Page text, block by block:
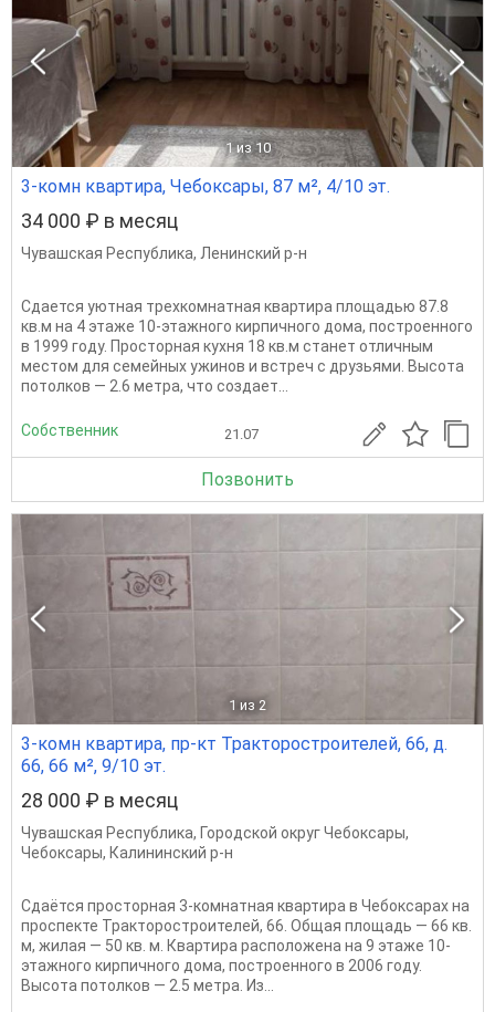
1 из 10
3-комн квартира, Чебоксары, 87 м², 4/10 эт.
34 000 ₽ в месяц
Чувашская Республика, Ленинский р-н
Сдается уютная трехкомнатная квартира площадью 87.8
кв.м на 4 этаже 10-этажного кирпичного дома, построенного
в 1999 году. Просторная кухня 18 кв.м станет отличным
местом для семейных ужинов и встреч с друзьями. Высота
потолков — 2.6 метра, что создает...
Собственник 21.07
Позвонить
1 из 2
3-комн квартира, пр-кт Тракторостроителей, 66, д.
66, 66 м², 9/10 эт.
28 000 ₽ в месяц
Чувашская Республика, Городской округ Чебоксары,
Чебоксары, Калининский р-н
Сдаётся просторная 3-комнатная квартира в Чебоксарах на
проспекте Тракторостроителей, 66. Общая площадь — 66 кв.
м, жилая — 50 кв. м. Квартира расположена на 9 этаже 10-
этажного кирпичного дома, построенного в 2006 году.
Высота потолков — 2.5 метра. Из...